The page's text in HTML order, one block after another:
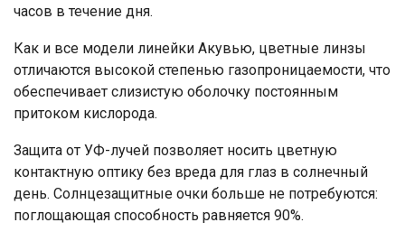
часов в течение дня.
Как и все модели линейки Акувью, цветные линзы
отличаются высокой степенью газопроницаемости, что
обеспечивает слизистую оболочку постоянным
притоком кислорода.
Защита от УФ-лучей позволяет носить цветную
контактную оптику без вреда для глаз в солнечный
день. Солнцезащитные очки больше не потребуются:
поглощающая способность равняется 90%.